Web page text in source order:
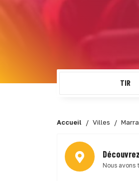
TIR
Accueil Villes
Nous avons